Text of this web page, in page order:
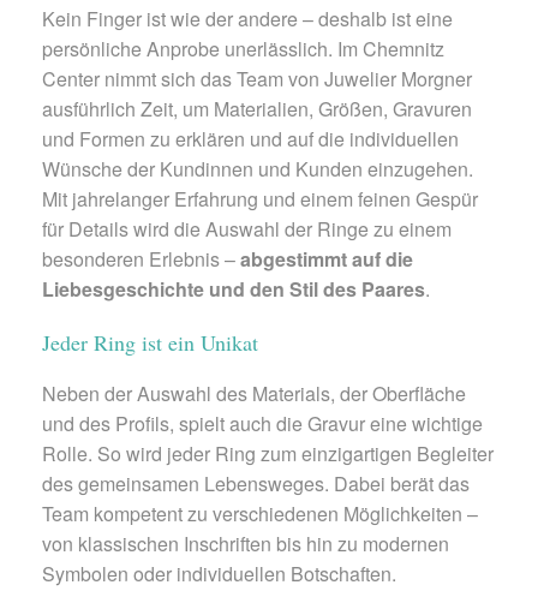
Kein Finger ist wie der andere – deshalb ist eine
persönliche Anprobe unerlässlich. Im Chemnitz
Center nimmt sich das Team von Juwelier Morgner
ausführlich Zeit, um Materialien, Größen, Gravuren
und Formen zu erklären und auf die individuellen
Wünsche der Kundinnen und Kunden einzugehen.
Mit jahrelanger Erfahrung und einem feinen Gespür
für Details wird die Auswahl der Ringe zu einem
besonderen Erlebnis –abgestimmt auf die
Liebesgeschichte und den Stil des Paares.
Jeder Ring ist ein Unikat
Neben der Auswahl des Materials, der Oberfläche
und des Profils, spielt auch die Gravur eine wichtige
Rolle. So wird jeder Ring zum einzigartigen Begleiter
des gemeinsamen Lebensweges. Dabei berät das
Team kompetent zu verschiedenen Möglichkeiten –
von klassischen Inschriften bis hin zu modernen
Symbolen oder individuellen Botschaften.